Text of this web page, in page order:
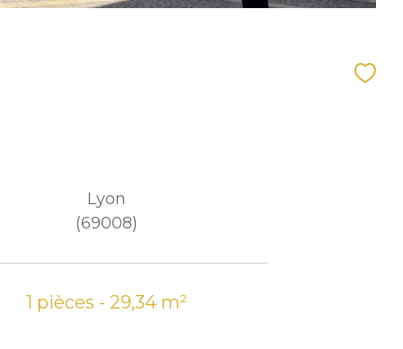
Lyon
(69008)
1 pièces - 29,34 m²